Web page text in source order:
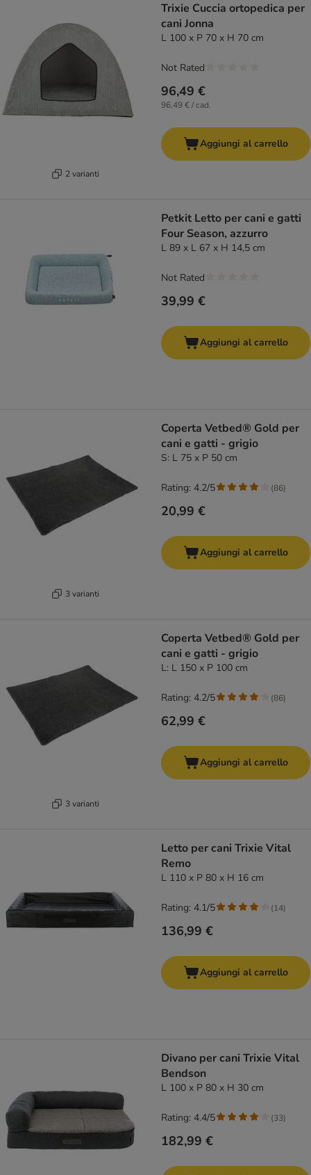
2 varianti
Trixie Cuccia ortopedica per
cani Jonna
L 100 x P 70 x H 70 cm
96,49 €
96,49 € / cad.
Not Rated
Aggiungi al carrello
Petkit Letto per cani e gatti
Four Season, azzurro
L 89 x L 67 x H 14,5 cm
39,99 €
Not Rated
Aggiungi al carrello
3 varianti
Coperta Vetbed® Gold per
cani e gatti - grigio
S: L 75 x P 50 cm
20,99 €
Rating: 4.2/5 (86)
Aggiungi al carrello
3 varianti
Coperta Vetbed® Gold per
cani e gatti - grigio
L: L 150 x P 100 cm
62,99 €
Rating: 4.2/5 (86)
Aggiungi al carrello
Letto per cani Trixie Vital
Remo
L 110 x P 80 x H 16 cm
136,99 €
Rating: 4.1/5 (14)
Aggiungi al carrello
Divano per cani Trixie Vital
Bendson
L 100 x P 80 x H 30 cm
182,99 €
Rating: 4.4/5 (33)